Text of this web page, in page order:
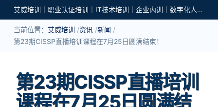
艾威培训｜职业认证培训｜IT技术培训｜企业内训｜数字化人才培养
当前位置： 艾威培训 资讯 新闻
第23期CISSP直播培训课程在7月25日圆满结束！
第23期CISSP直播培训
课程在7月25日圆满结